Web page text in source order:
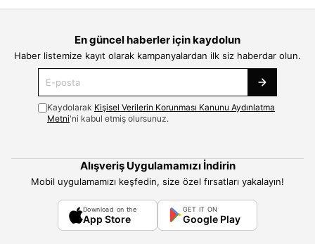
En güncel haberler için kaydolun
Haber listemize kayıt olarak kampanyalardan ilk siz haberdar olun.
Kaydolarak Kişisel Verilerin Korunması Kanunu Aydınlatma
Metni'ni kabul etmiş olursunuz.
Alışveriş Uygulamamızı İndirin
Mobil uygulamamızı keşfedin, size özel fırsatları yakalayın!
Download on the
App Store
GET IT ON
Google Play